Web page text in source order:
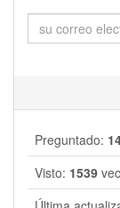
Preguntado:
Visto: 1539